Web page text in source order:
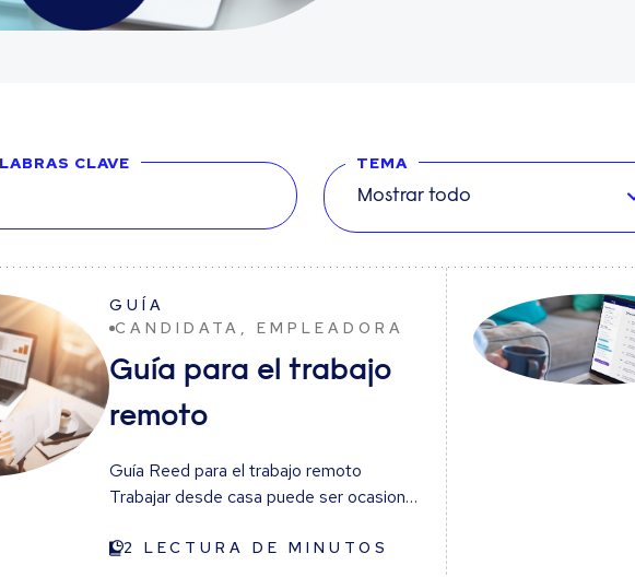
CLAVE
TEMA
Mostrar todo
GUÍA
CANDIDATA, EMPLEADORA
Guía para el trabajo
remoto
Guía Reed para el trabajo remoto
Trabajar desde casa puede ser ocasional
caso, lograr el equilibrio ideal requiere
2 LECTURA DE MINUTOS